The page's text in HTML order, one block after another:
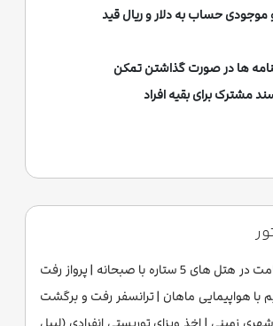
موجودی حساب به دلار و ریال قید
ها در صورت گذاشتن تمکن
مشترک برای بقیه افراد
اقامت در هتل های 5 ستاره با صبحانه | پرواز رفت
هواپیمایی ماهان | ترانسفر رفت و برگشت